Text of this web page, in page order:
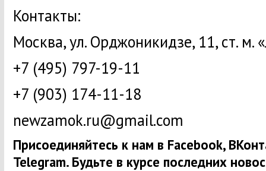
Контакты:
Москва, ул. Орджоникидзе, 11, ст. м.
+7 (495) 797-19-11
+7 (903) 174-11-18
newzamok.ru@gmail.com
Присоединяйтесь к нам в Facebook,
Telegram. Будьте в курсе последних